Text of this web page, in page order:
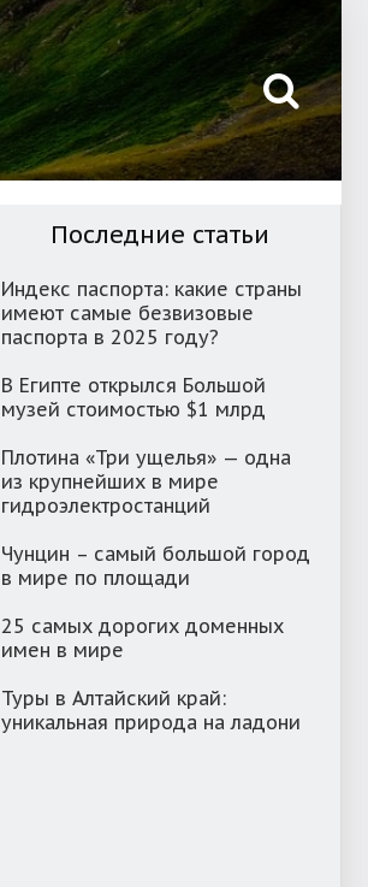
Последние статьи
Индекс паспорта: какие страны
имеют самые безвизовые
паспорта в 2025 году?
В Египте открылся Большой
музей стоимостью $1 млрд
Плотина «Три ущелья» — одна
из крупнейших в мире
гидроэлектростанций
Чунцин – самый большой город
в мире по площади
25 самых дорогих доменных
имен в мире
Туры в Алтайский край:
уникальная природа на ладони